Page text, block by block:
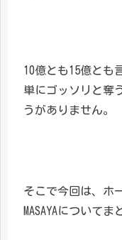
10億とも15億とも
単にゴッソリと奪
うがありません。
そこで今回は、ホ
MASAYAについて